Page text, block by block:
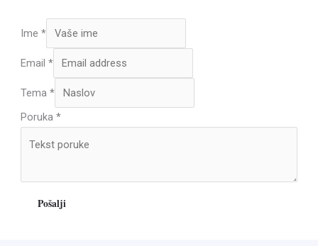
Ime*
Email*
Tema*
Poruka*
Pošalji